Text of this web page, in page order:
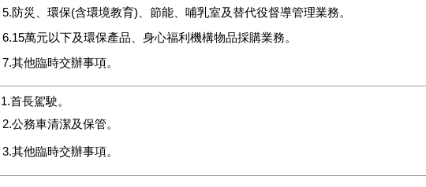
5.防災、環保(含環境教育)、節能、哺乳室及替代役督導管理業務。
6.15萬元以下及環保產品、身心福利機構物品採購業務。
7.其他臨時交辦事項。
1.首長駕駛。
2.公務車清潔及保管。
3.其他臨時交辦事項。